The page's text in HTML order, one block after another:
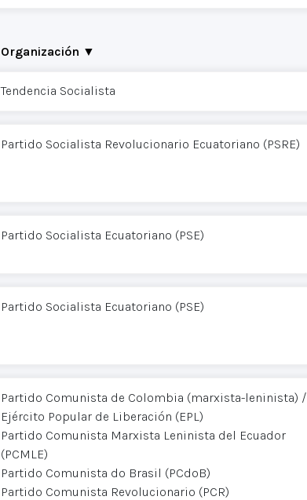
Organización ▼
Tendencia Socialista
Partido Socialista Revolucionario Ecuatoriano (PSRE)
Partido Socialista Ecuatoriano (PSE)
Partido Socialista Ecuatoriano (PSE)
Partido Comunista de Colombia (marxista-leninista) /
Ejército Popular de Liberación (EPL)
Partido Comunista Marxista Leninista del Ecuador
(PCMLE)
Partido Comunista do Brasil (PCdoB)
Partido Comunista Revolucionario (PCR)